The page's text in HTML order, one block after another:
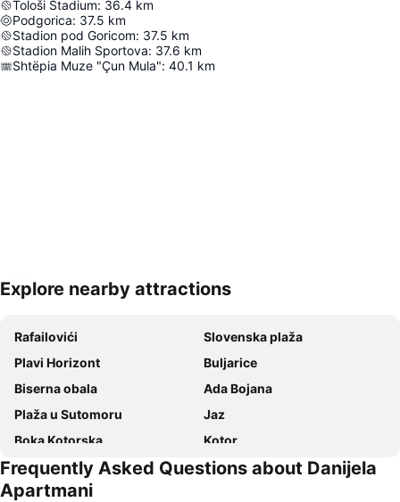
Tološi Stadium: 36.4 km
Podgorica: 37.5 km
Stadion pod Goricom: 37.5 km
Stadion Malih Sportova: 37.6 km
Shtëpia Muze "Çun Mula": 40.1 km
Explore nearby attractions
Rafailovići
Slovenska plaža
Plavi Horizont
Buljarice
Biserna obala
Ada Bojana
Plaža u Sutomoru
Jaz
Boka Kotorska
Kotor
Ženska plaža
Bečićka plaža
Seljanovo
Frequently Asked Questions about Danijela
Apartmani